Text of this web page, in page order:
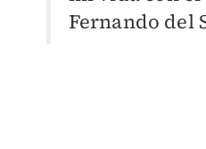
Fernando del